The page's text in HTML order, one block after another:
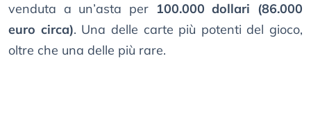
venduta a un’asta per 100.000 dollari (86.000
euro circa). Una delle carte più potenti del gioco,
oltre che una delle più rare.